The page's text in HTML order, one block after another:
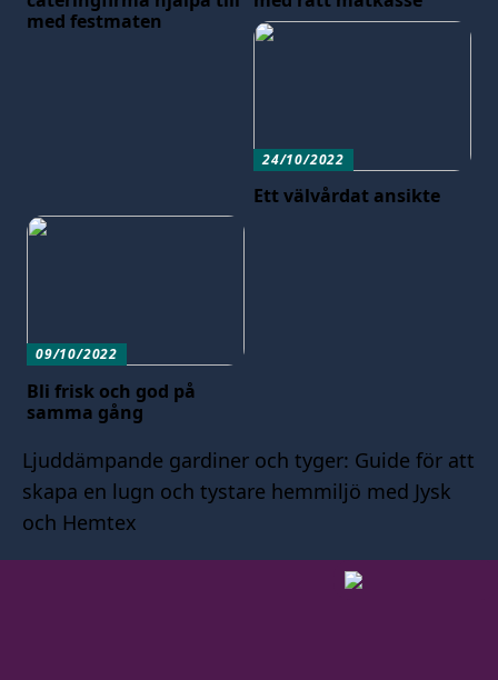
med festmaten
24/10/2022
Ett välvårdat ansikte
09/10/2022
Bli frisk och god på
samma gång
Ljuddämpande gardiner och tyger: Guide för att
skapa en lugn och tystare hemmiljö med Jysk
och Hemtex